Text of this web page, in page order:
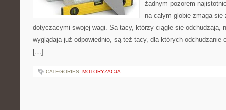
żadnym pozorem
na całym globie zmaga
dotyczącymi swojej wagi. Są tacy, którzy ciągle się odchudzają,
wyglądają już odpowiednio, są też tacy, dla których odchudzanie
[…]
CATEGORIES: MOTORYZACJA